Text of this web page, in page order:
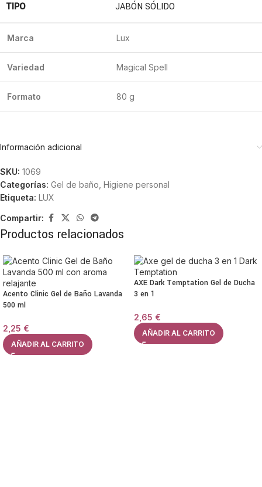
TIPO JABÓN SÓLIDO
Marca Lux
Variedad Magical Spell
Formato 80 g
Información adicional
SKU: 1069
Categorías: Gel de baño Higiene personal
Etiqueta: LUX
Compartir:
Productos relacionados
Acento Clinic Gel de Baño Lavanda
500 ml
2,25 €
AÑADIR AL CARRITO
AXE Dark Temptation Gel de Ducha
3 en 1
2,65 €
AÑADIR AL CARRITO